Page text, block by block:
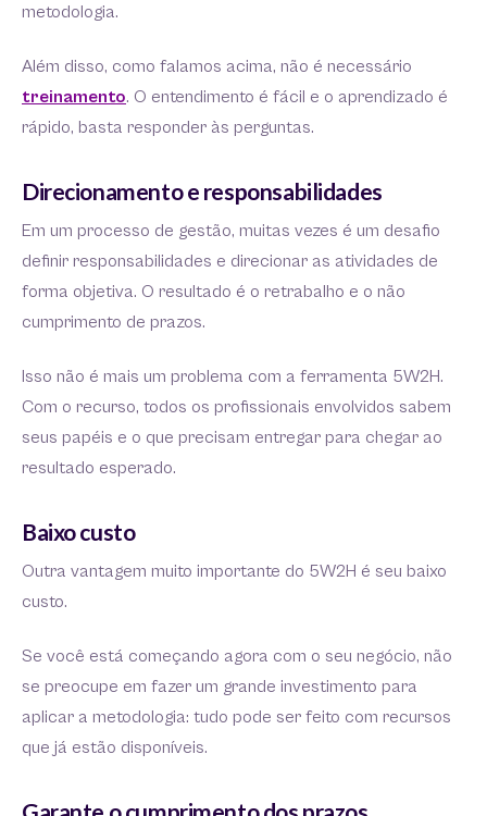
metodologia.
Além disso, como falamos acima, não é necessário
treinamento. O entendimento é fácil e o aprendizado é
rápido, basta responder às perguntas.
Direcionamento e responsabilidades
Em um processo de gestão, muitas vezes é um desafio
definir responsabilidades e direcionar as atividades de
forma objetiva. O resultado é o retrabalho e o não
cumprimento de prazos.
Isso não é mais um problema com a ferramenta 5W2H.
Com o recurso, todos os profissionais envolvidos sabem
seus papéis e o que precisam entregar para chegar ao
resultado esperado.
Baixo custo
Outra vantagem muito importante do 5W2H é seu baixo
custo.
Se você está começando agora com o seu negócio, não
se preocupe em fazer um grande investimento para
aplicar a metodologia: tudo pode ser feito com recursos
que já estão disponíveis.